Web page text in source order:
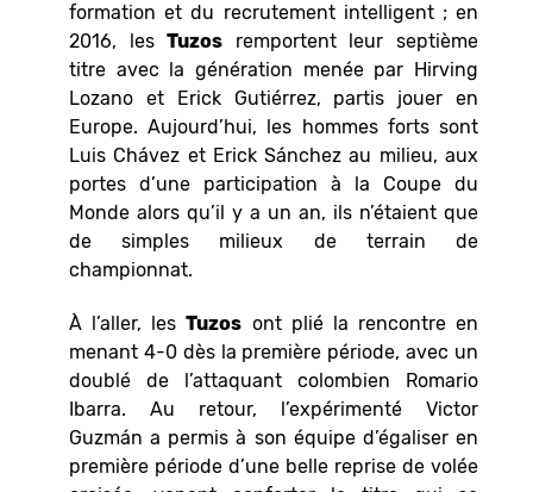
formation et du recrutement intelligent ; en
2016, lesTuzos remportent leur septième
titre avec la génération menée par Hirving
Lozano et Erick Gutiérrez, partis jouer en
Europe. Aujourd’hui, les hommes forts sont
Luis Chávez et Erick Sánchez au milieu, aux
portes d’une participation à la Coupe du
Monde alors qu’il y a un an, ils n’étaient que
de simples milieux de terrain de
championnat.
À l’aller, lesTuzos ont plié la rencontre en
menant 4-0 dès la première période, avec un
doublé de l’attaquant colombien Romario
Ibarra. Au retour, l’expérimenté Victor
Guzmán a permis à son équipe d’égaliser en
première période d’une belle reprise de volée